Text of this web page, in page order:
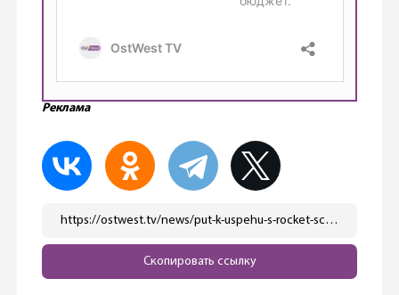
Реклама
https://ostwest.tv/news/put-k-uspehu-s-rocket-science-sailing/
Скопировать ссылку